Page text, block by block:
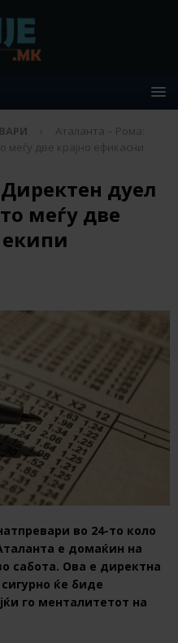
Аталанта – Рома:
меѓу две крајно ефикасни
дуел
меѓу две
во 24-то коло
е домаќин на
сабота. Ова е директна
ќе биде
го менталитетот на